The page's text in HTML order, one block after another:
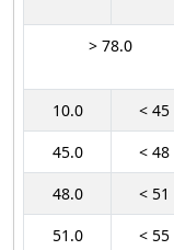
> 78.0
10.0 < 45
45.0
< 48
48.0
< 51
51.0
< 55